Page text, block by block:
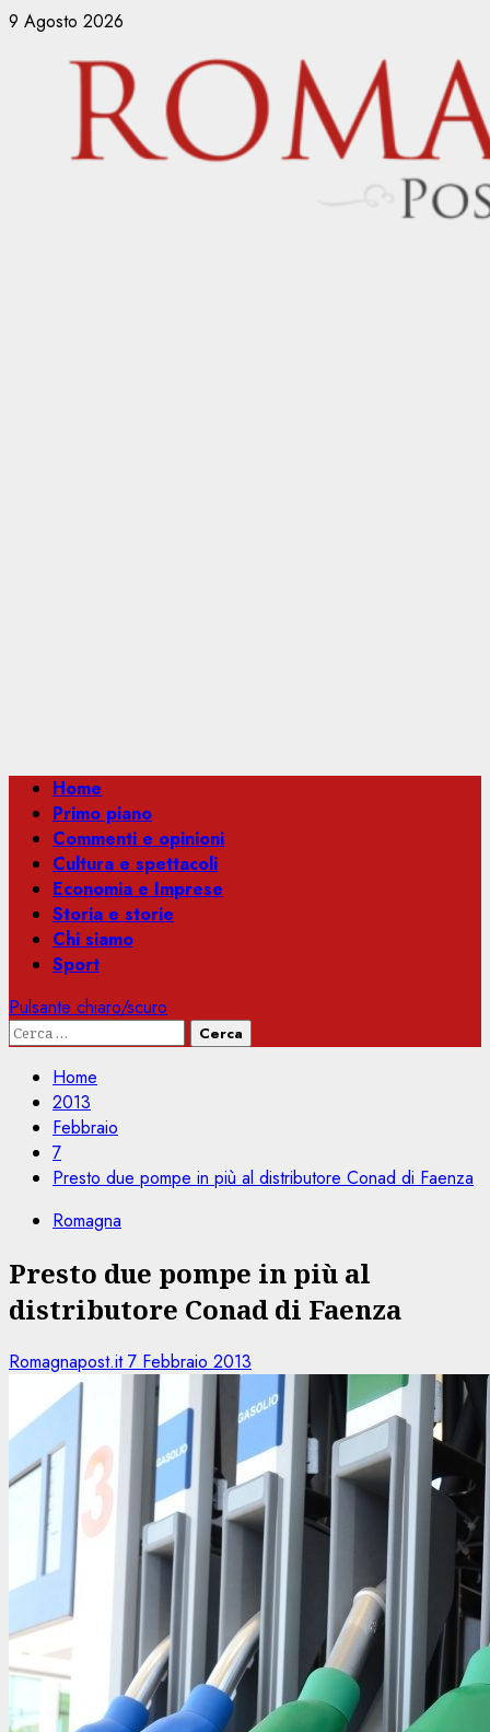
Vai
contenuto
9 Agosto 2026
Menu
principale
Home
Primo piano
Commenti e opinioni
Cultura e spettacoli
Economia e Imprese
Storia e storie
Chi siamo
Sport
Pulsante chiaro/scuro
Ricerca
Home
2013
Febbraio
7
Presto due pompe in più al distributore Conad di Faenza
Romagna
Presto due pompe in più al
distributore Conad di Faenza
Romagnapost.it7 Febbraio 2013